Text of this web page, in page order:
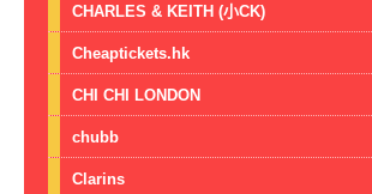
CHARLES & KEITH (小CK)
Cheaptickets.hk
CHI CHI LONDON
chubb
Clarins